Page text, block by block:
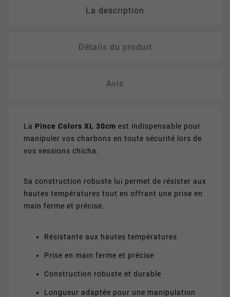
La description
Détails du produit
Avis
La Pince Colors XL 30cm est indispensable pour
manipuler vos charbons en toute sécurité lors de
vos sessions chicha.
Sa construction robuste lui permet de résister aux
hautes températures tout en offrant une prise en
main ferme et précise.
Résistante aux hautes températures
Prise en main ferme et précise
Construction robuste et durable
Longueur adaptée pour une manipulation